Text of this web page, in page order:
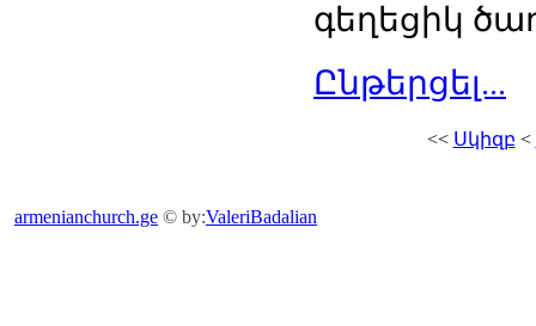
գեղեցիկ
Ընթերցել...
<< Սկիզբ <
armenianchurch.ge © by:ValeriBadalian